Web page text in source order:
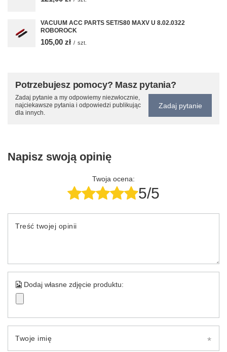
VACUUM ACC PARTS SET/S80 MAXV U 8.02.0322
ROBOROCK
105,00 zł / szt.
Potrzebujesz pomocy? Masz pytania?
Zadaj pytanie a my odpowiemy niezwłocznie,
najciekawsze pytania i odpowiedzi publikując
dla innych.
Zadaj pytanie
Napisz swoją opinię
Twoja ocena:
5/5
Treść twojej opinii
Dodaj własne zdjęcie produktu:
Twoje imię